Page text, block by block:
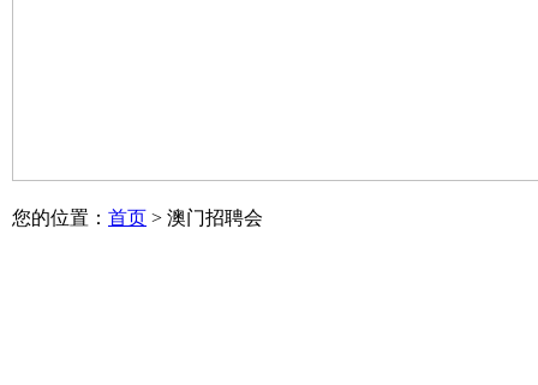
您的位置： 首页 > 澳门招聘会